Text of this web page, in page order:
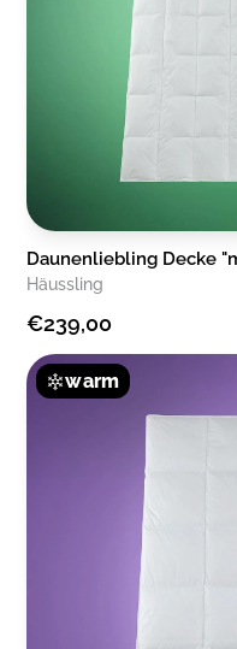
Daunenliebling Decke
Häussling
€239,00
warm